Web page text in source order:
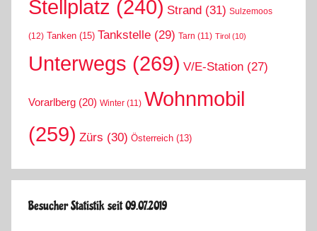
Stellplatz (240) Strand (31) Sulzemoos
(12) Tanken (15) Tankstelle (29) Tarn (11) Tirol (10)
Unterwegs (269) V/E-Station (27)
Vorarlberg (20) Winter (11) Wohnmobil
(259) Zürs (30) Österreich (13)
Besucher Statistik seit 09.07.2019